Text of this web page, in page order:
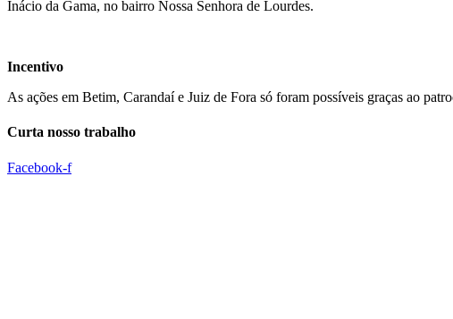
Inácio da Gama, no bairro Nossa Senhora de Lourdes.
Incentivo
As ações em Betim, Carandaí e Juiz de Fora só foram possíveis graças ao
Curta nosso trabalho
Facebook-f